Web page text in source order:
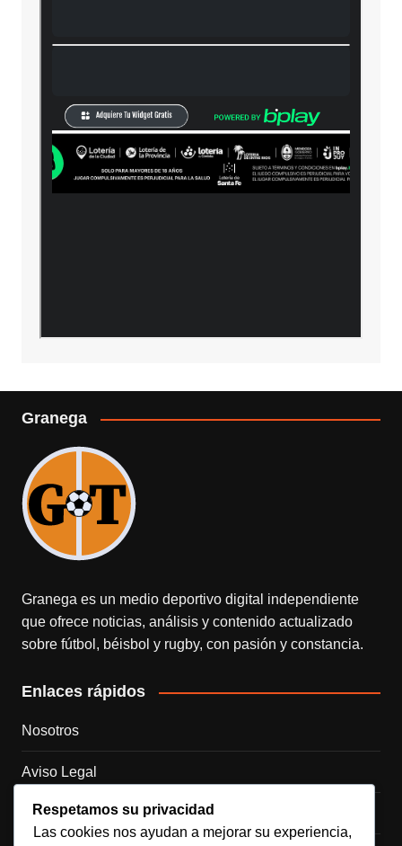
Granega
Granega es un medio deportivo digital independiente
que ofrece noticias, análisis y contenido actualizado
sobre fútbol, béisbol y rugby, con pasión y constancia.
Enlaces rápidos
Nosotros
Aviso Legal
Política de Cookies
Respetamos su privacidad
Las cookies nos ayudan a mejorar su experiencia,